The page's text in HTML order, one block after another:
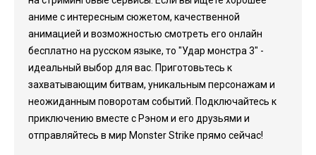
аниме с интересным сюжетом, качественной
анимацией и возможностью смотреть его онлайн
бесплатно на русском языке, то "Удар монстра 3" -
идеальный выбор для вас. Приготовьтесь к
захватывающим битвам, уникальным персонажам и
неожиданным поворотам событий. Подключайтесь к
приключению вместе с Рэном и его друзьями и
отправляйтесь в мир Monster Strike прямо сейчас!